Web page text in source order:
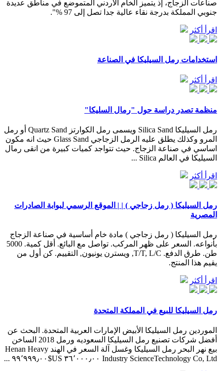
صناعات الزجاج، إذ يتميز الخام الأردني المتموضع في مناطق عديدة
جنوبي المملكة بدرجة نقاء عالية جدا تصل إلى 97 %".
اقرأ أكثر
استخدامات رمل السيليكا في الصناعة
اقرأ أكثر
منظمة تصدر دراسة حول "رمال السليكا"
رمل السيليكا Silica Sand ويسمى رمل الكوارتز Quartz Sand أو رمل
المرو وكذلك يطلق عليه الرمل الزجاجي Glass Sand حيث انه مكون
اساسي في صناعة الزجاج. حيث تتواجد كميات كبيرة من انقى رمال
السيليكا في العالم Silica ...
اقرأ أكثر
رمل السيليكا ( رمل زجاجي ) | | الموقع الرسمي لبوابة الصادرات
المصرية
رمل السيليكا ( رمل زجاجي ) مادة خام أساسية في صناعة الزجاج
بأنواعه. السعر على ظهر المركب. تواصل مع البائع. أقل كمية. 5000
طن. طرق الدفع. T/T, L/C, ويسترن يونيون, التقييم. كن أول من
يقيم هذا المنتج.
اقرأ أكثر
رمل السيليكا للبيع في المملكة المتحدة
الموردين رمل السيليكا الأبيض الإمارات العربية المتحدة. البحث عن
أفضل شركات تصنيع رمل السيليكا السعوديه ورمل 2018 الساخن
بيع نهر البحر رمل السيليكا وغسل آلة السعر في الهند Henan Heavy
Industry ScienceTechnology Co, Ltd ٣٦٬٠٠٠٫٠٠ US$٩٩٬٩٩٩٫٠٠ ...